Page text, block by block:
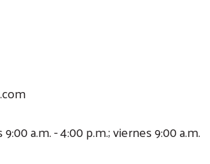
a.m. - 4:00 p.m.; viernes 9:00 a.m.